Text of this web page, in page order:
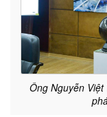
Ông Nguyễn